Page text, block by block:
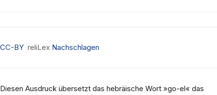
CC-BY reliLex Nachschlagen
Diesen Ausdruck übersetzt das hebräische Wort »go-el« das